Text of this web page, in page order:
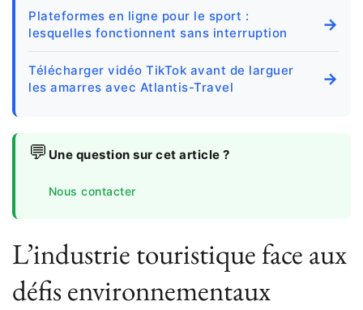
Plateformes en ligne pour le sport :
lesquelles fonctionnent sans interruption
→
Télécharger vidéo TikTok avant de larguer
les amarres avec Atlantis-Travel
→
💬 Une question sur cet article ?
Nous contacter
L’industrie touristique face aux
défis environnementaux